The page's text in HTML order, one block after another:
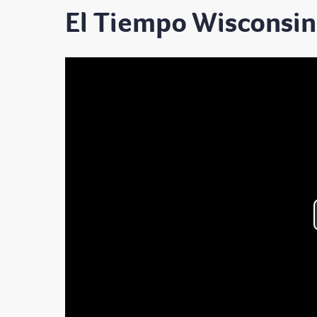
El Tiempo Wisconsin